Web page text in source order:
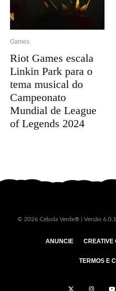
Games
Riot Games escala
Linkin Park para o
tema musical do
Campeonato
Mundial de League
of Legends 2024
© 2026 Cebola Verde® | Versão
ANUNCIE CREATIVE
TERMOS E